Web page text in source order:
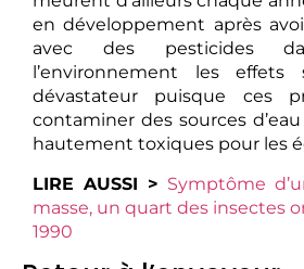
en développement après
avec des pesticides
l’environnement les effets
dévastateur puisque ces
contaminer des sources
hautement toxiques pour les
LIRE AUSSI > Symptôme
masse, un quart des insectes
1990